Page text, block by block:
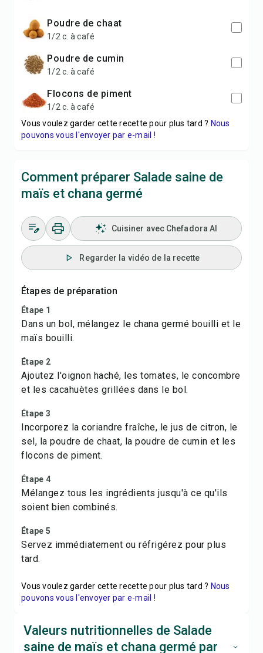
poudre de chaat
1/2 c. à café
poudre de cumin
1/2 c. à café
flocons de piment
1/2 c. à café
Vous voulez garder cette recette pour plus tard ? Nous
pouvons vous l'envoyer par e-mail !
Comment préparer Salade saine de
maïs et chana germé
Cuisiner avec Chefadora AI
Regarder la vidéo de la recette
Étapes de préparation
Étape 1
Dans un bol, mélangez le chana germé bouilli et le
maïs bouilli.
Étape 2
Ajoutez l'oignon haché, les tomates, le concombre
et les cacahuètes grillées dans le bol.
Étape 3
Incorporez la coriandre fraîche, le jus de citron, le
sel, la poudre de chaat, la poudre de cumin et les
flocons de piment.
Étape 4
Mélangez tous les ingrédients jusqu'à ce qu'ils
soient bien combinés.
Étape 5
Servez immédiatement ou réfrigérez pour plus
tard.
Vous voulez garder cette recette pour plus tard ? Nous
pouvons vous l'envoyer par e-mail !
Valeurs nutritionnelles de Salade
saine de maïs et chana germé par